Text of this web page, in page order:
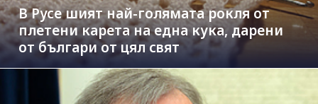
В Русе шият най-голямата рокля от
плетени карета на една кука, дарени
от българи от цял свят